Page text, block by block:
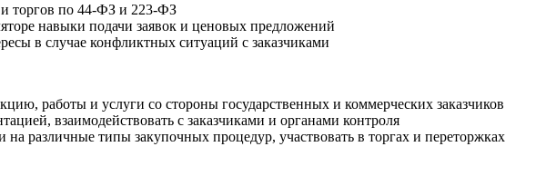
и торгов по 44-ФЗ и 223-ФЗ
навыки подачи заявок и ценовых предложений
в случае конфликтных ситуаций с заказчиками
работы и услуги со стороны государственных и коммерческих заказчиков
взаимодействовать с заказчиками и органами контроля
на различные типы закупочных процедур, участвовать в торгах и переторжках